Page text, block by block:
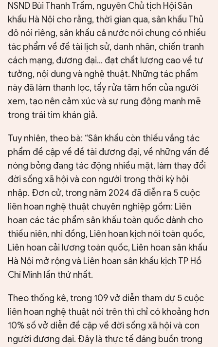
NSND Bùi Thanh Trầm, nguyên Chủ tịch Hội Sân
khấu Hà Nội cho rằng, thời gian qua, sân khấu Thủ
đô nói riêng, sân khấu cả nước nói chung có nhiều
tác phẩm về đề tài lịch sử, danh nhân, chiến tranh
cách mạng, đương đại... đạt chất lượng cao về tư
tưởng, nội dung và nghệ thuật. Những tác phẩm
này đã làm thanh lọc, tẩy rửa tâm hồn của người
xem, tạo nên cảm xúc và sự rung động mạnh mẽ
trong trái tim khán giả.
Tuy nhiên, theo bà: “Sân khấu còn thiếu vắng tác
phẩm đề cập về đề tài đương đại, về những vấn đề
nóng bỏng đang tác động nhiều mặt, làm thay đổi
đời sống xã hội và con người trong thời kỳ hội
nhập. Đơn cử, trong năm 2024 đã diễn ra 5 cuộc
liên hoan nghệ thuật chuyên nghiệp gồm: Liên
hoan các tác phẩm sân khấu toàn quốc dành cho
thiếu niên, nhi đồng, Liên hoan kịch nói toàn quốc,
Liên hoan cải lương toàn quốc, Liên hoan sân khấu
Hà Nội mở rộng và Liên hoan sân khấu kịch TP Hồ
Chí Minh lần thứ nhất.
Theo thống kê, trong 109 vở diễn tham dự 5 cuộc
liên hoan nghệ thuật nói trên thì chỉ có khoảng hơn
10% số vở diễn đề cập về đời sống xã hội và con
người đương đại. Đây là thực tế đáng buồn trong